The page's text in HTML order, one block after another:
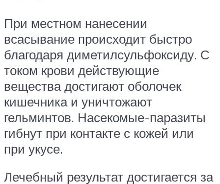
При местном нанесении
всасывание происходит быстро
благодаря диметилсульфоксиду. С
током крови действующие
вещества достигают оболочек
кишечника и уничтожают
гельминтов. Насекомые-паразиты
гибнут при контакте с кожей или
при укусе.
Лечебный результат достигается за